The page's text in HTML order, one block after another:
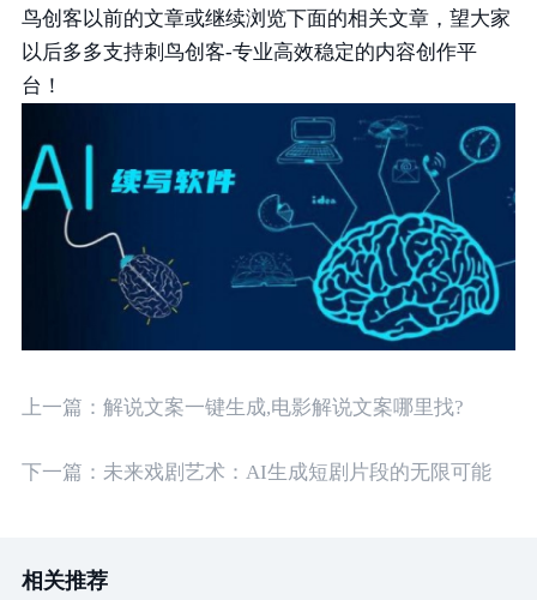
鸟创客以前的文章或继续浏览下面的相关文章，望大家
以后多多支持刺鸟创客-专业高效稳定的内容创作平
台！
上一篇： 解说文案一键生成,电影解说文案哪里找?
下一篇： 未来戏剧艺术：AI生成短剧片段的无限可能
相关推荐